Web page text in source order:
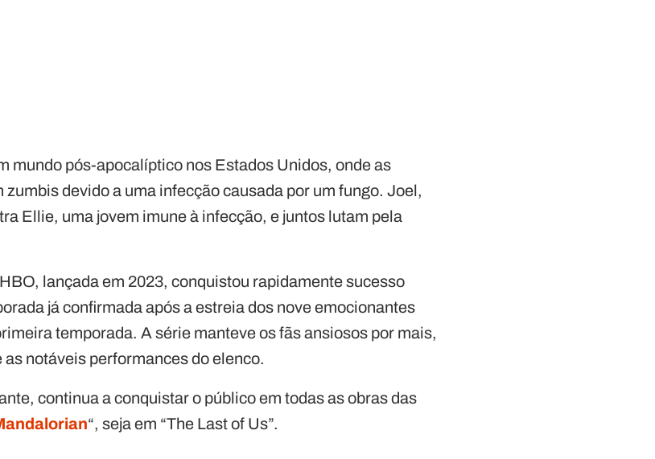
mundo pós-apocalíptico nos Estados Unidos, onde as
devido a uma infecção causada por um fungo. Joel,
Ellie, uma jovem imune à infecção, e juntos lutam pela
lançada em 2023, conquistou rapidamente sucesso
já confirmada após a estreia dos nove emocionantes
temporada. A série manteve os fãs ansiosos por mais,
notáveis performances do elenco.
continua a conquistar o público em todas as obras das
“, seja em “The Last of Us”.